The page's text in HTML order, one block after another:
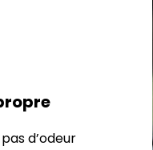
d’odeur